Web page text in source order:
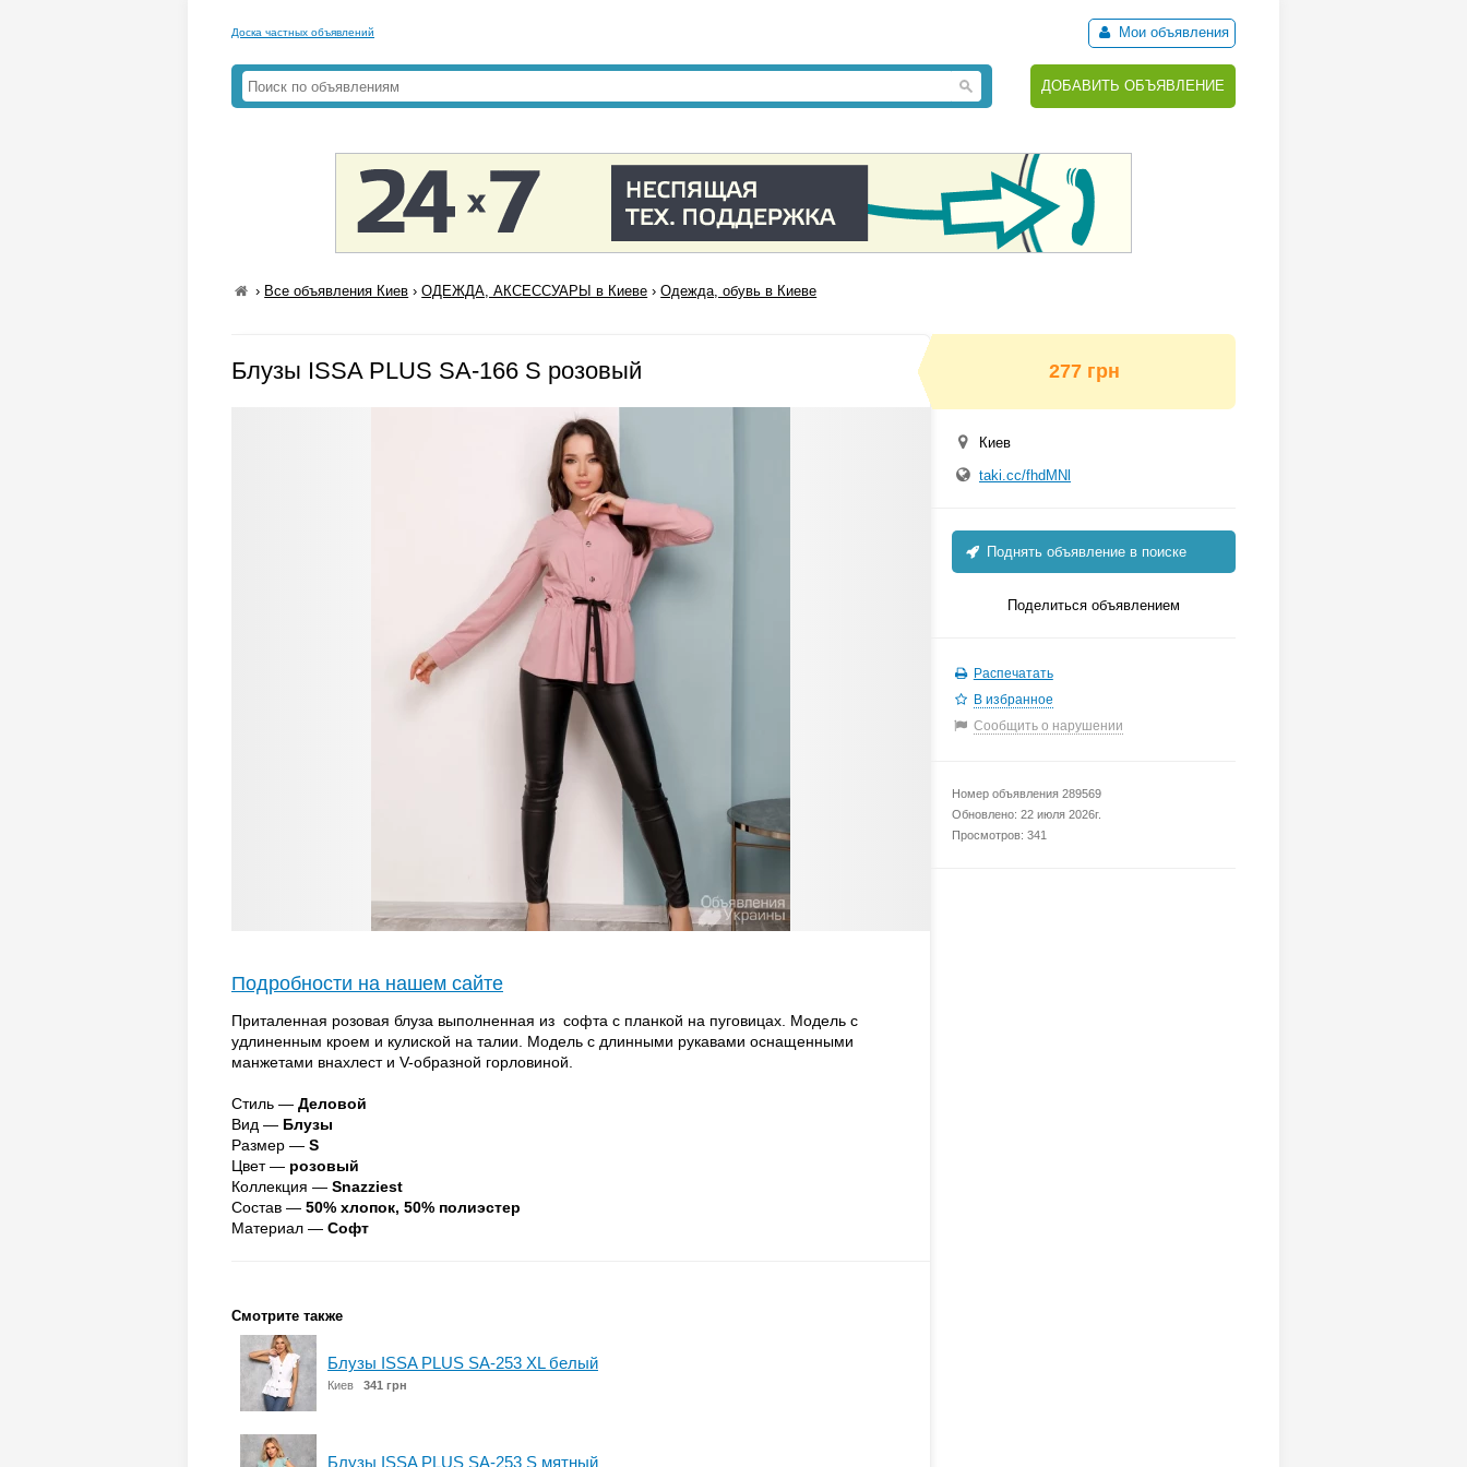
Доска частных объявлений Мои объявления
ДОБАВИТЬ ОБЪЯВЛЕНИЕ
› Все объявления Киев ›ОДЕЖДА, АКСЕССУАРЫ в Киеве ›Одежда, обувь в Киеве
Блузы ISSA PLUS SA-166 S розовый
Подробности на нашем сайте
Приталенная розовая блуза выполненная из софта с планкой на пуговицах. Модель с
удлиненным кроем и кулиской на талии. Модель с длинными рукавами оснащенными
манжетами внахлест и V-образной горловиной.
Стиль — Деловой
Вид — Блузы
Размер — S
Цвет — розовый
Коллекция — Snazziest
Состав — 50% хлопок, 50% полиэстер
Материал — Софт
Смотрите также
Блузы ISSA PLUS SA-253 XL белый
Киев 341 грн
Блузы ISSA PLUS SA-253 S мятный
277 грн
Киев
taki.cc/fhdMNl
Поднять объявление в поиске
Поделиться объявлением
Распечатать
В избранное
Сообщить о нарушении
Номер объявления 289569
Обновлено: 22 июля 2026г.
Просмотров: 341